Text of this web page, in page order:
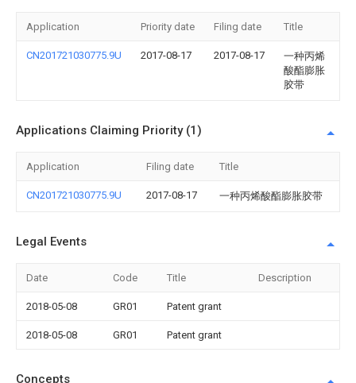
Application Priority date Filing date Title
CN201721030775.9U 2017-08-17 2017-08-17
一种丙烯
酸酯膨胀
胶带
Applications Claiming Priority (1)
Application Filing date Title
CN201721030775.9U 2017-08-17 一种丙烯酸酯膨胀胶带
Legal Events
Date Code Title Description
2018-05-08 GR01 Patent grant
2018-05-08 GR01 Patent grant
Concepts